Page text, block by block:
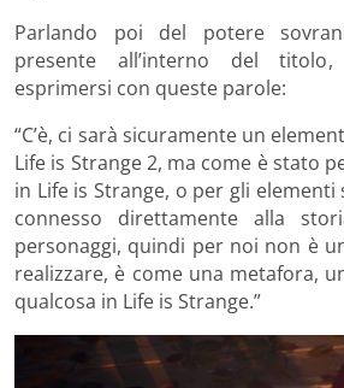
Parlando poi del potere
presente all’interno del titolo,
esprimersi con queste parole:
“C’è, ci sarà sicuramente un
Life is Strange 2, ma come è stato
in Life is Strange, o per gli
connesso direttamente alla
personaggi, quindi per noi non è
realizzare, è come una metafora,
qualcosa in Life is Strange.”